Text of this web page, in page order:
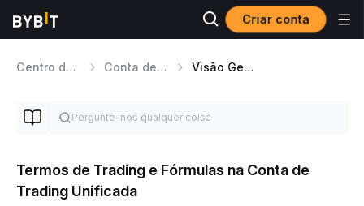
Criar conta
Centro de Ajuda Conta de Trading Unificada Visão Geral da Conta de Trading Unificada
Termos de Trading e Fórmulas na Conta de
Trading Unificada